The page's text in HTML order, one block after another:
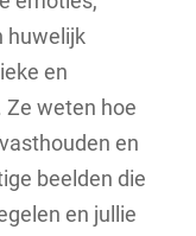
huwelijk
en
weten hoe
en
beelden die
en jullie